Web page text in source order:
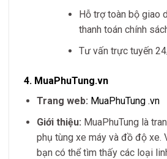
Hỗ trợ toàn bộ giao
thanh toán chính
Tư vấn trực tuyến
4. MuaPhuTung.vn
Trang web: MuaPhuTung .vn
Giới thiệu: MuaPhuTung là
phụ tùng xe máy và đồ độ xe.
bạn có thể tìm thấy các loại